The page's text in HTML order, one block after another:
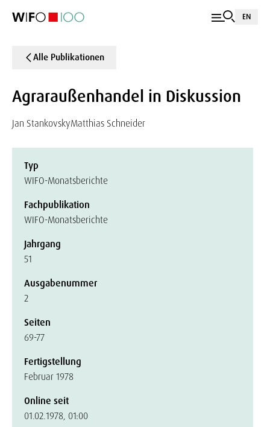
EN
Alle Publikationen
Agraraußenhandel in Diskussion
Jan StankovskyMatthias Schneider
Typ
WIFO-Monatsberichte
Fachpublikation
WIFO-Monatsberichte
Jahrgang
51
Ausgabenummer
2
Seiten
69-77
Fertigstellung
Februar 1978
Online seit
01.02.1978, 01:00